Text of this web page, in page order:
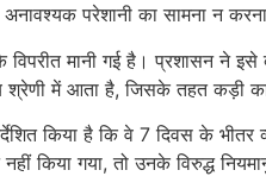
परेशानी का सामना न
के विपरीत मानी गई है। प्रशासन
में आता है, जिसके तहत कड़ी
किया है कि वे 7 दिवस के
किया गया, तो उनके विरुद्ध